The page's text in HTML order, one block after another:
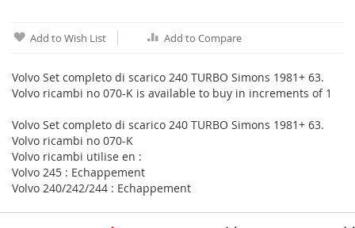
Add to Wish List Add to Compare
Volvo Set completo di scarico 240 TURBO Simons 1981+ 63.
Volvo ricambi no 070-K is available to buy in increments of 1
Volvo Set completo di scarico 240 TURBO Simons 1981+ 63.
Volvo ricambi no 070-K
Volvo ricambi utilise en :
Volvo 245 : Echappement
Volvo 240/242/244 : Echappement